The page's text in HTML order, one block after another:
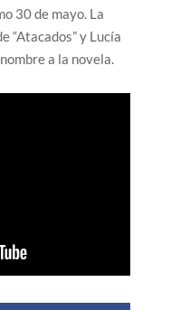
30 de mayo. La
“Atacados” y Lucía
a la novela.